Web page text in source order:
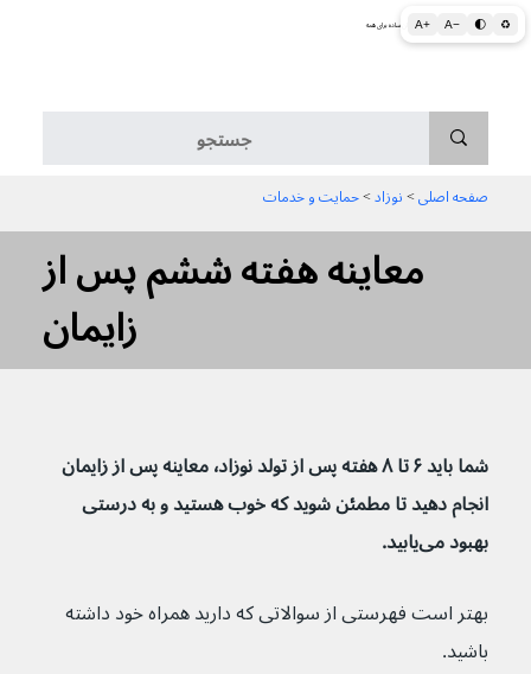
A+ A− 🌓 ♻ اطلاعات پزشکی و بهداشتی به زبان ساده برای همه
صفحه اصلی > نوزاد > حمایت و خدمات
معاینه هفته ششم پس از
زایمان
شما باید ۶ تا ۸ هفته پس از تولد نوزاد٬ معاینه پس از زایمان
انجام دهید تا مطمئن شوید که خوب هستید و به درستی
بهبود می‌یابید.
بهتر است فهرستی از سوالاتی که دارید همراه خود داشته
باشید.